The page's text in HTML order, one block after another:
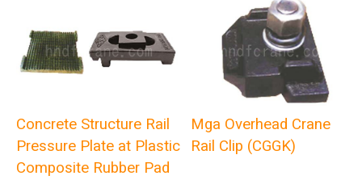
Concrete Structure Rail
Pressure Plate at Plastic
Composite Rubber Pad
Mga Overhead Crane
Rail Clip (CGGK)